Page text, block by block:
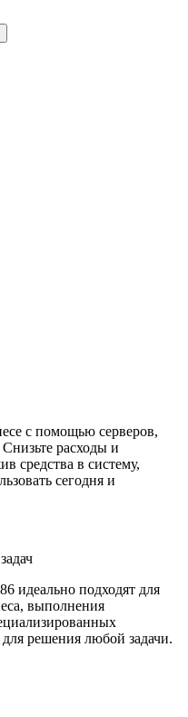
с помощью серверов,
расходы и
средства в систему,
сегодня и
идеально подходят для
выполнения
решения любой задачи.